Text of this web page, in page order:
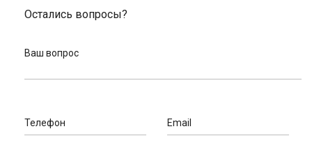
Остались вопросы?
Ваш вопрос
Телефон Email